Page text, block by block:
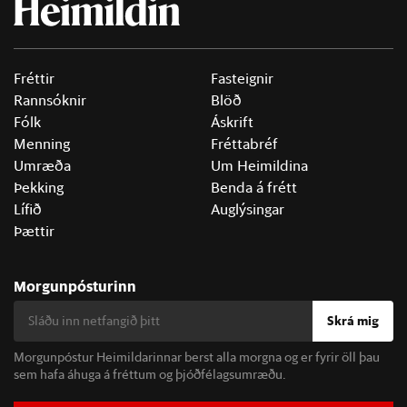
Fréttir
Rannsóknir
Fólk
Menning
Umræða
Þekking
Lífið
Þættir
Fasteignir
Blöð
Áskrift
Fréttabréf
Um Heimildina
Benda á frétt
Auglýsingar
Morgunpósturinn
Skrá mig
Morgunpóstur Heimildarinnar berst alla morgna og er fyrir öll þau
sem hafa áhuga á fréttum og þjóðfélagsumræðu.